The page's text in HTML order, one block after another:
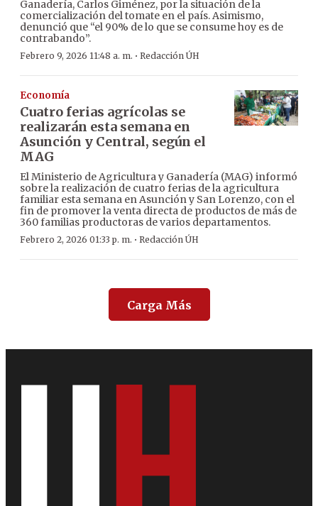
Ganadería, Carlos Giménez, por la situación de la
comercialización del tomate en el país. Asimismo,
denunció que “el 90% de lo que se consume hoy es de
contrabando”.
Febrero 9, 2026 11:48 a. m. · Redacción ÚH
Economía
Cuatro ferias agrícolas se
realizarán esta semana en
Asunción y Central, según el
MAG
El Ministerio de Agricultura y Ganadería (MAG) informó
sobre la realización de cuatro ferias de la agricultura
familiar esta semana en Asunción y San Lorenzo, con el
fin de promover la venta directa de productos de más de
360 familias productoras de varios departamentos.
Febrero 2, 2026 01:33 p. m. · Redacción ÚH
Carga Más